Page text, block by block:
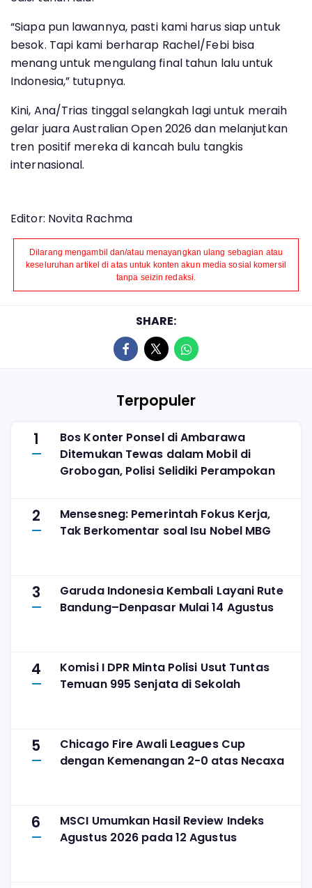
“Siapa pun lawannya, pasti kami harus siap untuk
besok. Tapi kami berharap Rachel/Febi bisa
menang untuk mengulang final tahun lalu untuk
Indonesia,” tutupnya.
Kini, Ana/Trias tinggal selangkah lagi untuk meraih
gelar juara Australian Open 2026 dan melanjutkan
tren positif mereka di kancah bulu tangkis
internasional.
Editor: Novita Rachma
Dilarang mengambil dan/atau menayangkan ulang sebagian atau
keseluruhan artikel di atas untuk konten akun media sosial komersil
tanpa seizin redaksi.
SHARE:
Terpopuler
1
Bos Konter Ponsel di Ambarawa
Ditemukan Tewas dalam Mobil di
Grobogan, Polisi Selidiki Perampokan
2
Mensesneg: Pemerintah Fokus Kerja,
Tak Berkomentar soal Isu Nobel MBG
3
Garuda Indonesia Kembali Layani Rute
Bandung–Denpasar Mulai 14 Agustus
4
Komisi I DPR Minta Polisi Usut Tuntas
Temuan 995 Senjata di Sekolah
5
Chicago Fire Awali Leagues Cup
dengan Kemenangan 2-0 atas Necaxa
6
MSCI Umumkan Hasil Review Indeks
Agustus 2026 pada 12 Agustus